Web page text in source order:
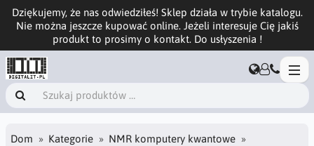
Dziękujemy, że nas odwiedziłeś! Sklep działa w trybie katalogu.
Nie można jeszcze kupować online. Jeżeli interesuje Cię jakiś
produkt to prosimy o kontakt. Do usłyszenia !
Dom Kategorie
NMR komputery kwantowe